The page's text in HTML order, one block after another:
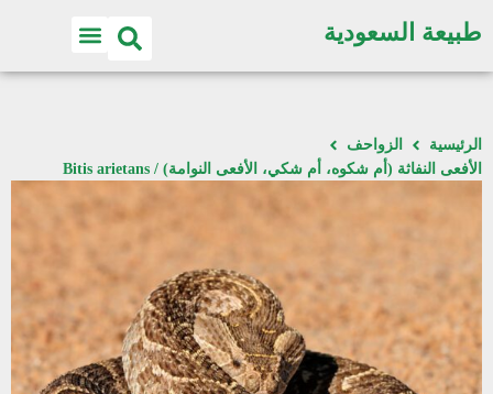
طبيعة السعودية
الرئيسية
الزواحف
الأفعى النفاثة (أم شكوه، أم شكي، الأفعى النوامة) / Bitis arietans